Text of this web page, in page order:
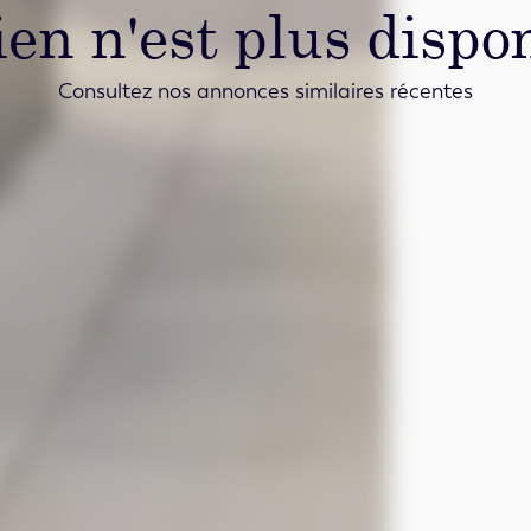
n'est plus
Consultez nos annonces similaires récentes